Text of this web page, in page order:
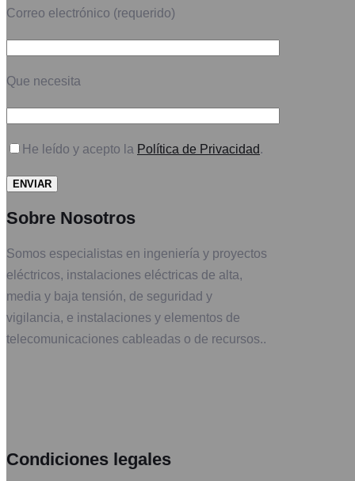
Correo electrónico (requerido)
Que necesita
He leído y acepto la Política de Privacidad.
Sobre Nosotros
Somos especialistas en ingeniería y proyectos
eléctricos, instalaciones eléctricas de alta,
media y baja tensión, de seguridad y
vigilancia, e instalaciones y elementos de
telecomunicaciones cableadas o de recursos..
Condiciones legales